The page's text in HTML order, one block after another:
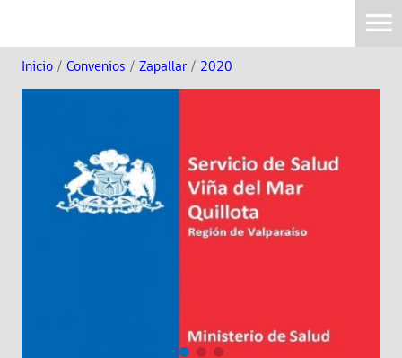
Inicio / Convenios / Zapallar / 2020